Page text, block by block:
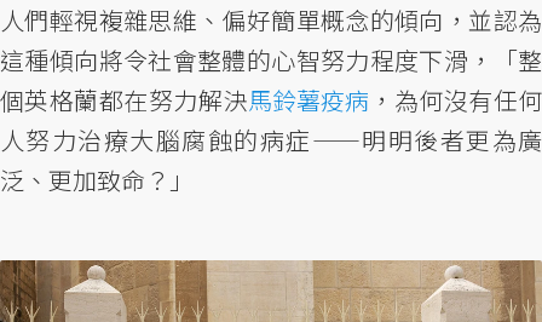
人們輕視複雜思維、偏好簡單概念的傾向，並認為
這種傾向將令社會整體的心智努力程度下滑，「整
個英格蘭都在努力解決馬鈴薯疫病 ，為何沒有任何
人努力治療大腦腐蝕的病症——明明後者更為廣
泛、更加致命？」